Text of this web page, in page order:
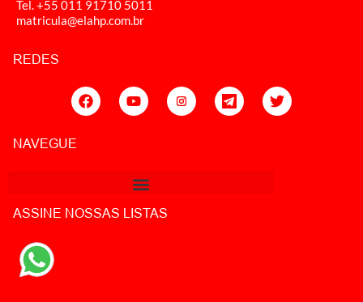
Tel. +55 011 91710 5011
matricula@elahp.com.br
REDES
NAVEGUE
ASSINE NOSSAS LISTAS